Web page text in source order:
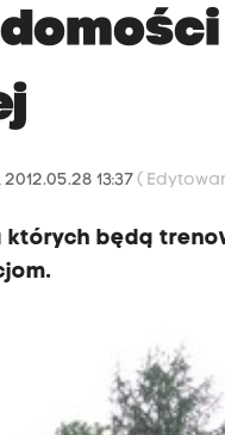
13:37(
będą